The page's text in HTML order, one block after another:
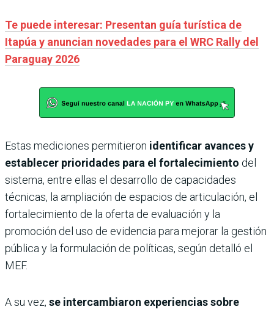
Te puede interesar: Presentan guía turística de
Itapúa y anuncian novedades para el WRC Rally del
Paraguay 2026
Estas mediciones permitieron identificar avances y
establecer prioridades para el fortalecimiento del
sistema, entre ellas el desarrollo de capacidades
técnicas, la ampliación de espacios de articulación, el
fortalecimiento de la oferta de evaluación y la
promoción del uso de evidencia para mejorar la gestión
pública y la formulación de políticas, según detalló el
MEF.
A su vez, se intercambiaron experiencias sobre